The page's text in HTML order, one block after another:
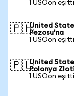
1 USOon
🇵🇭United
Pezosu'na
1 USOon
🇵🇱United
Polonya
1 USOon